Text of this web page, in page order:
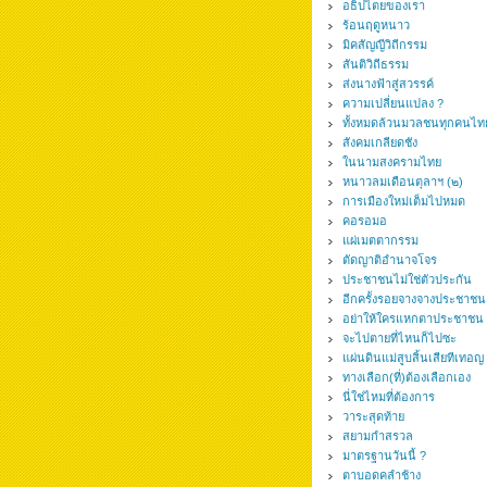
อธิปไตยของเรา
ร้อนฤดูหนาว
มิคสัญญีวิถีกรรม
สันติวิถีธรรม
ส่งนางฟ้าสู่สวรรค์
ความเปลี่ยนแปลง ?
ทั้งหมดล้วนมวลชนทุกคนไท
สังคมเกลียดชัง
ในนามสงครามไทย
หนาวลมเดือนตุลาฯ (๒)
การเมืองใหม่เต็มไปหมด
คอรอมอ
แผ่เมตตากรรม
ตัดญาติอำนาจโจร
ประชาชนไม่ใช่ตัวประกัน
อีกครั้งรอยจางจางประชาชน
อย่าให้ใครแหกตาประชาชน
จะไปตายที่ไหนก็ไปซะ
แผ่นดินแม่สูบสิ้นเสียทีเทอญ
ทางเลือก(ที่)ต้องเลือกเอง
นี่ใช่ไหมที่ต้องการ
วาระสุดท้าย
สยามกำสรวล
มาตรฐานวันนี้ ?
ตาบอดคลำช้าง